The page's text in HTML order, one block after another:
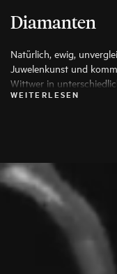
Diamanten
Natürlich, ewig,
Juwelenkunst und
Wittwer in
Anwendung, die seine
WEITERLESEN